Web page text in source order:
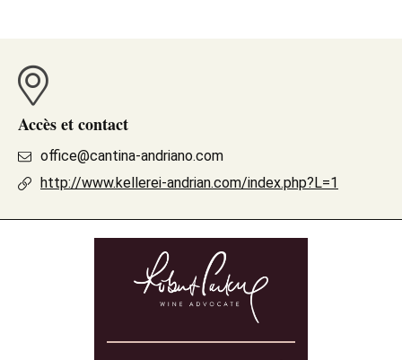
Accès et contact
office@cantina-andriano.com
http://www.kellerei-andrian.com/index.php?L=1